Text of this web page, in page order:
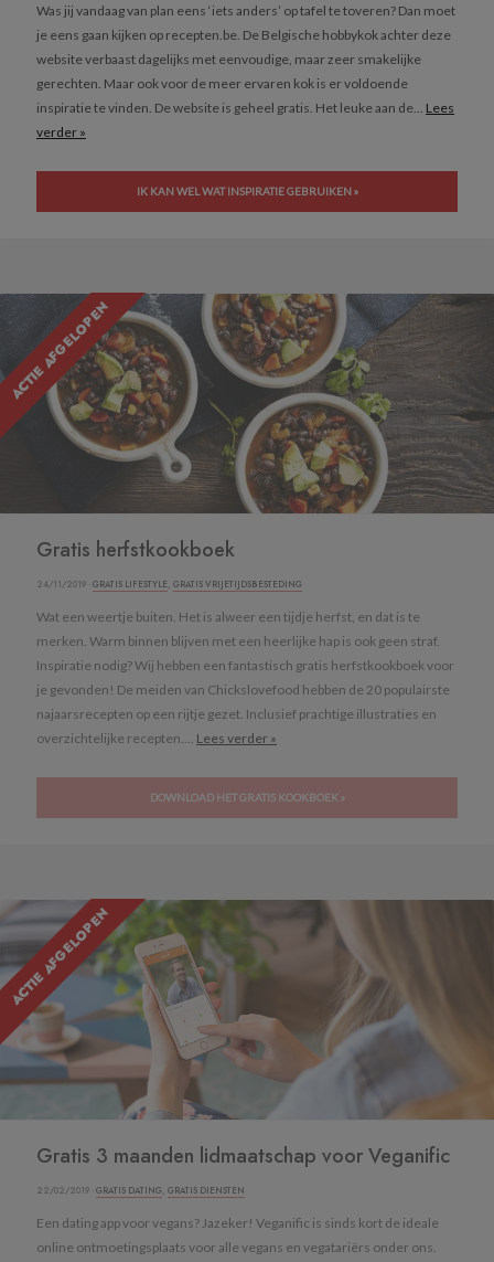
Was jij vandaag van plan eens ‘iets anders’ op tafel te toveren? Dan moet
je eens gaan kijken op recepten.be. De Belgische hobbykok achter deze
website verbaast dagelijks met eenvoudige, maar zeer smakelijke
gerechten. Maar ook voor de meer ervaren kok is er voldoende
inspiratie te vinden. De website is geheel gratis. Het leuke aan de... Lees
verder »
IK KAN WEL WAT INSPIRATIE GEBRUIKEN »
ACTIE AFGELOPEN
Gratis herfstkookboek
24/11/2019 · GRATIS LIFESTYLE, GRATIS VRIJETIJDSBESTEDING
Wat een weertje buiten. Het is alweer een tijdje herfst, en dat is te
merken. Warm binnen blijven met een heerlijke hap is ook geen straf.
Inspiratie nodig? Wij hebben een fantastisch gratis herfstkookboek voor
je gevonden! De meiden van Chickslovefood hebben de 20 populairste
najaarsrecepten op een rijtje gezet. Inclusief prachtige illustraties en
overzichtelijke recepten.... Lees verder »
DOWNLOAD HET GRATIS KOOKBOEK »
ACTIE AFGELOPEN
Gratis 3 maanden lidmaatschap voor Veganific
22/02/2019 · GRATIS DATING, GRATIS DIENSTEN
Een dating app voor vegans? Jazeker! Veganific is sinds kort de ideale
online ontmoetingsplaats voor alle vegans en vegatariërs onder ons.